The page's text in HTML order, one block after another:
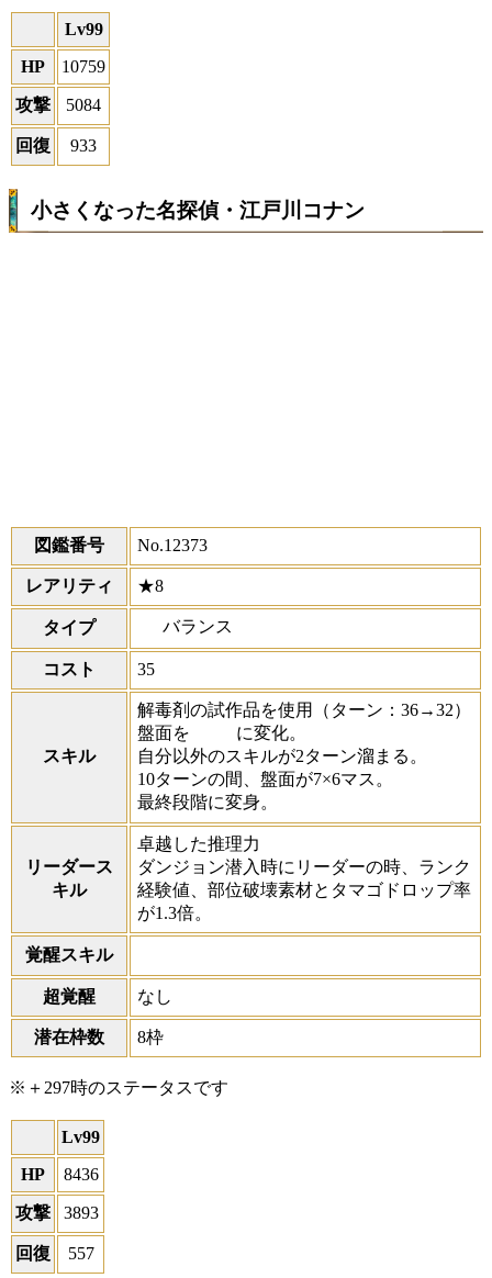
Lv99
HP
10759
攻撃 5084
回復 933
小さくなった名探偵・江戸川コナン
図鑑番号 No.12373
レアリティ ★8
タイプ バランス
コスト 35
スキル
解毒剤の試作品を使用
（ターン：36→32）
盤面を
に変化。
自分以外のスキルが2ターン溜まる。
10ターンの間、盤面が7×6マス。
最終段階に変身。
リーダース
キル
卓越した推理力
ダンジョン潜入時にリーダーの時、ランク
経験値、部位破壊素材とタマゴドロップ率
が1.3倍。
覚醒スキル
超覚醒 なし
潜在枠数 8枠
※＋297時のステータスです
Lv99
HP
8436
攻撃 3893
回復 557